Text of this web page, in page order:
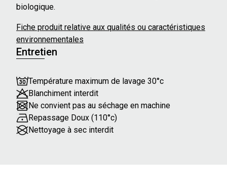
biologique.
Fiche produit relative aux qualités ou caractéristiques
environnementales
Entretien
Température maximum de lavage 30°c
Blanchiment interdit
Ne convient pas au séchage en machine
Repassage Doux (110°c)
Nettoyage à sec interdit